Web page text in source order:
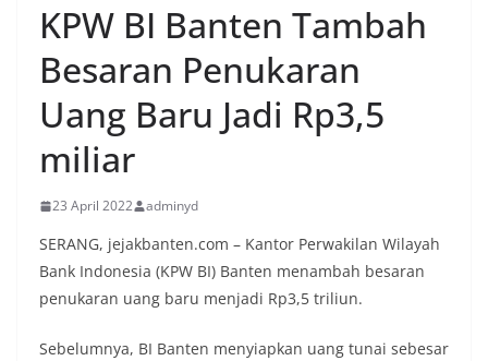
KPW BI Banten Tambah
Besaran Penukaran
Uang Baru Jadi Rp3,5
miliar
23 April 2022 adminyd
SERANG, jejakbanten.com – Kantor Perwakilan Wilayah
Bank Indonesia (KPW BI) Banten menambah besaran
penukaran uang baru menjadi Rp3,5 triliun.
Sebelumnya, BI Banten menyiapkan uang tunai sebesar